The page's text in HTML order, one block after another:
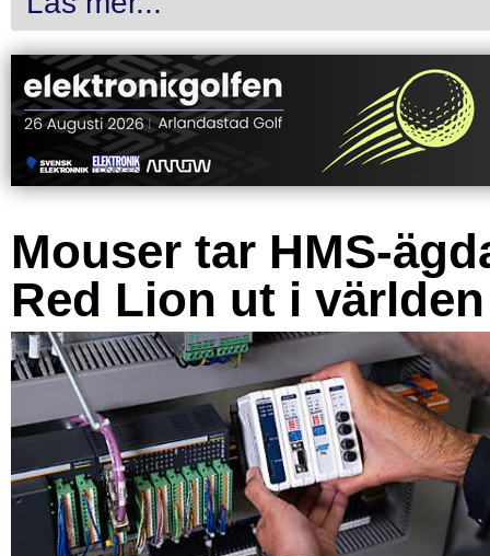
Mouser tar HMS-
Red Lion ut i världen